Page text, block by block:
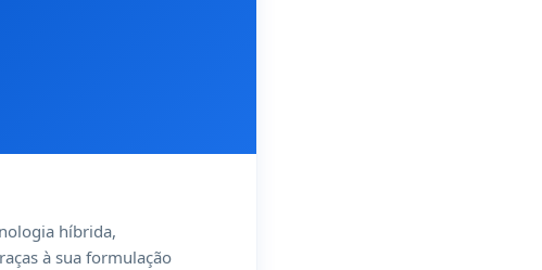
híbrida,
à sua formulação